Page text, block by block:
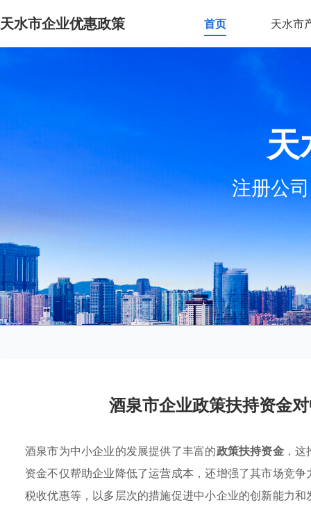
天水市企业优惠政策 首页 天水市
天
注册公
酒泉市企业政策扶持资金
酒泉市为中小企业的发展提供了丰富的政策扶持资金，这
资金不仅帮助企业降低了运营成本，还增强了其市场竞
税收优惠等，以多层次的措施促进中小企业的创新能力